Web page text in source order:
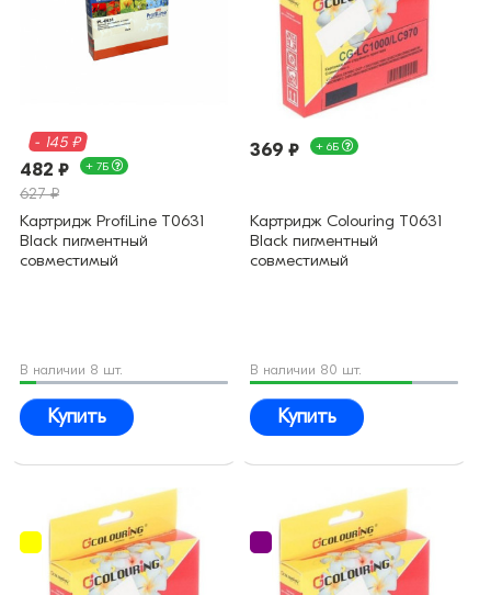
- 145 ₽
482 ₽ + 7Б
627 ₽
Картридж ProfiLine T0631
Black пигментный
совместимый
В наличии 8 шт.
Купить
369 ₽ + 6Б
Картридж Colouring T0631
Black пигментный
совместимый
В наличии 80 шт.
Купить